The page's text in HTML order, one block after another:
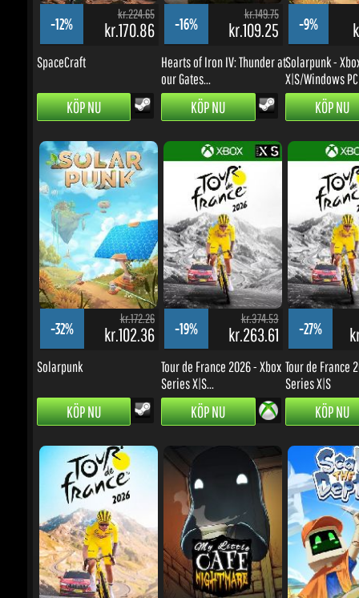
SpaceCraft
KÖP NU
Hearts of Iron IV: Thunder at
our Gates...
KÖP NU
Solarpunk -
X|S/Windows PC
KÖP NU
-32%
kr.172.26
kr.102.36
Solarpunk
KÖP NU
-19%
kr.374.53
kr.263.61
Tour de France 2026 - Xbox
Series X|S...
KÖP NU
-27%
Tour de France
Series X|S
KÖP NU
-45%
kr.374.53
kr.177.69 -30%
kr.67.36
kr.40.75 -37%